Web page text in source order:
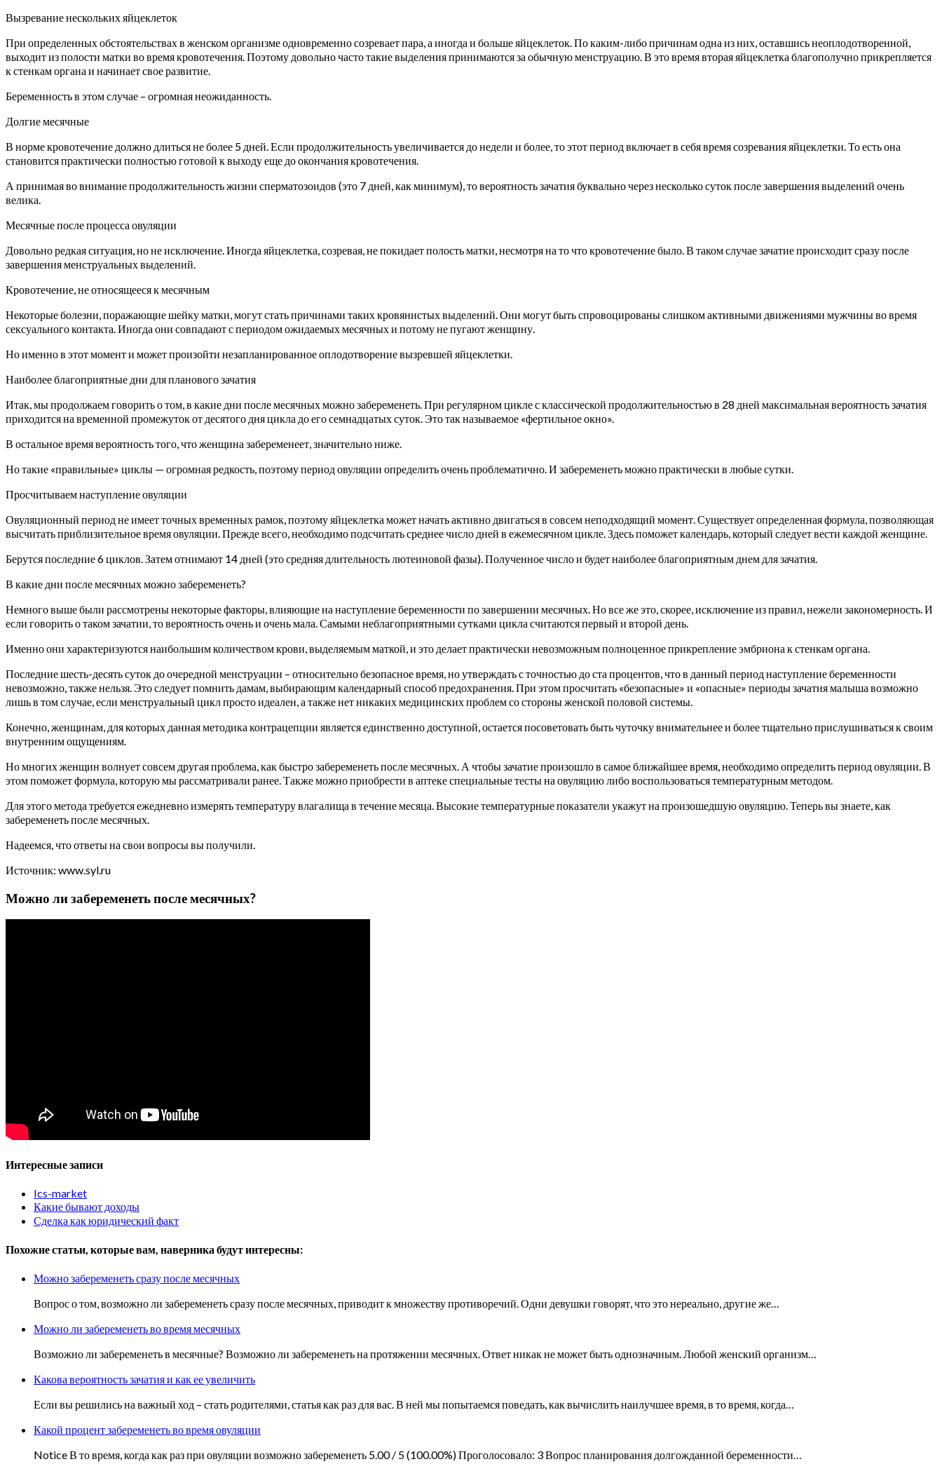
Вызревание нескольких яйцеклеток
При определенных обстоятельствах в женском организме одновременно созревает пара, а иногда и больше яйцеклеток. По каким-либо причинам одна из них, оставшись неоплодотворенной,
выходит из полости матки во время кровотечения. Поэтому довольно часто такие выделения принимаются за обычную менструацию. В это время вторая яйцеклетка благополучно прикрепляется
к стенкам органа и начинает свое развитие.
Беременность в этом случае – огромная неожиданность.
Долгие месячные
В норме кровотечение должно длиться не более 5 дней. Если продолжительность увеличивается до недели и более, то этот период включает в себя время созревания яйцеклетки. То есть она
становится практически полностью готовой к выходу еще до окончания кровотечения.
А принимая во внимание продолжительность жизни сперматозоидов (это 7 дней, как минимум), то вероятность зачатия буквально через несколько суток после завершения выделений очень
велика.
Месячные после процесса овуляции
Довольно редкая ситуация, но не исключение. Иногда яйцеклетка, созревая, не покидает полость матки, несмотря на то что кровотечение было. В таком случае зачатие происходит сразу после
завершения менструальных выделений.
Кровотечение, не относящееся к месячным
Некоторые болезни, поражающие шейку матки, могут стать причинами таких кровянистых выделений. Они могут быть спровоцированы слишком активными движениями мужчины во время
сексуального контакта. Иногда они совпадают с периодом ожидаемых месячных и потому не пугают женщину.
Но именно в этот момент и может произойти незапланированное оплодотворение вызревшей яйцеклетки.
Наиболее благоприятные дни для планового зачатия
Итак, мы продолжаем говорить о том, в какие дни после месячных можно забеременеть. При регулярном цикле с классической продолжительностью в 28 дней максимальная вероятность зачатия
приходится на временной промежуток от десятого дня цикла до его семнадцатых суток. Это так называемое «фертильное окно».
В остальное время вероятность того, что женщина забеременеет, значительно ниже.
Но такие «правильные» циклы — огромная редкость, поэтому период овуляции определить очень проблематично. И забеременеть можно практически в любые сутки.
Просчитываем наступление овуляции
Овуляционный период не имеет точных временных рамок, поэтому яйцеклетка может начать активно двигаться в совсем неподходящий момент. Существует определенная формула, позволяющая
высчитать приблизительное время овуляции. Прежде всего, необходимо подсчитать среднее число дней в ежемесячном цикле. Здесь поможет календарь, который следует вести каждой женщине.
Берутся последние 6 циклов. Затем отнимают 14 дней (это средняя длительность лютеиновой фазы). Полученное число и будет наиболее благоприятным днем для зачатия.
В какие дни после месячных можно забеременеть?
Немного выше были рассмотрены некоторые факторы, влияющие на наступление беременности по завершении месячных. Но все же это, скорее, исключение из правил, нежели закономерность. И
если говорить о таком зачатии, то вероятность очень и очень мала. Самыми неблагоприятными сутками цикла считаются первый и второй день.
Именно они характеризуются наибольшим количеством крови, выделяемым маткой, и это делает практически невозможным полноценное прикрепление эмбриона к стенкам органа.
Последние шесть-десять суток до очередной менструации – относительно безопасное время, но утверждать с точностью до ста процентов, что в данный период наступление беременности
невозможно, также нельзя. Это следует помнить дамам, выбирающим календарный способ предохранения. При этом просчитать «безопасные» и «опасные» периоды зачатия малыша возможно
лишь в том случае, если менструальный цикл просто идеален, а также нет никаких медицинских проблем со стороны женской половой системы.
Конечно, женщинам, для которых данная методика контрацепции является единственно доступной, остается посоветовать быть чуточку внимательнее и более тщательно прислушиваться к своим
внутренним ощущениям.
Но многих женщин волнует совсем другая проблема, как быстро забеременеть после месячных. А чтобы зачатие произошло в самое ближайшее время, необходимо определить период овуляции. В
этом поможет формула, которую мы рассматривали ранее. Также можно приобрести в аптеке специальные тесты на овуляцию либо воспользоваться температурным методом.
Для этого метода требуется ежедневно измерять температуру влагалища в течение месяца. Высокие температурные показатели укажут на произошедшую овуляцию. Теперь вы знаете, как
забеременеть после месячных.
Надеемся, что ответы на свои вопросы вы получили.
Источник: www.syl.ru
Можно ли забеременеть после месячных?
Интересные записи
Ics-market
Какие бывают доходы
Сделка как юридический факт
Похожие статьи, которые вам, наверника будут интересны:
Можно забеременеть сразу после месячных
Вопрос о том, возможно ли забеременеть сразу после месячных, приводит к множеству противоречий. Одни девушки говорят, что это нереально, другие же…
Можно ли забеременеть во время месячных
Возможно ли забеременеть в месячные? Возможно ли забеременеть на протяжении месячных. Ответ никак не может быть однозначным. Любой женский организм…
Какова вероятность зачатия и как ее увеличить
Если вы решились на важный ход – стать родителями, статья как раз для вас. В ней мы попытаемся поведать, как вычислить наилучшее время, в то время, когда…
Какой процент забеременеть во время овуляции
Notice В то время, когда как раз при овуляции возможно забеременеть 5.00 / 5 (100.00%) Проголосовало: 3 Вопрос планирования долгожданной беременности…